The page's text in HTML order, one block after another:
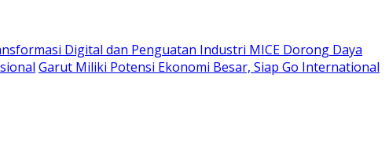
Digital dan Penguatan Industri MICE Dorong Daya
Garut Miliki Potensi Ekonomi Besar, Siap Go International